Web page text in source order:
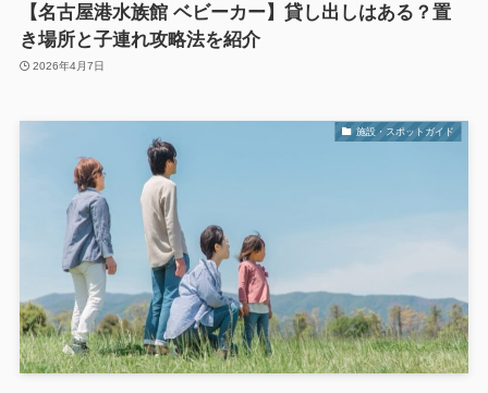
【名古屋港水族館 ベビーカー】貸し出しはある？置
き場所と子連れ攻略法を紹介
2026年4月7日
施設・スポットガイド